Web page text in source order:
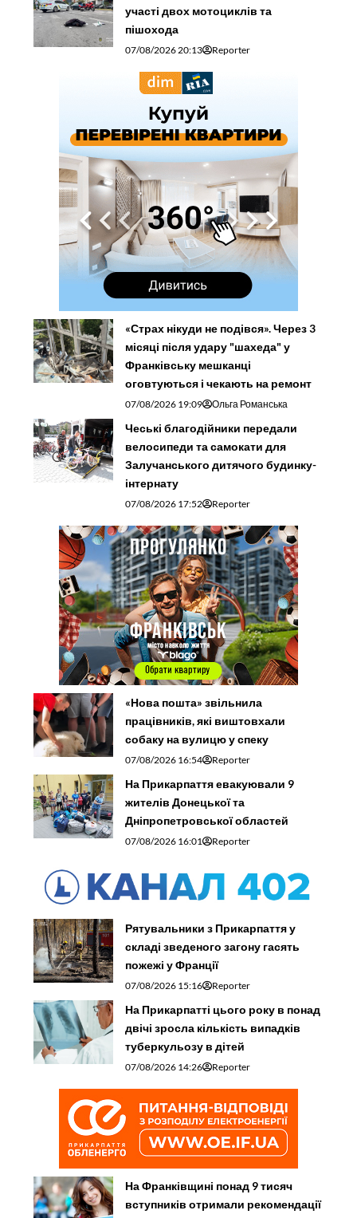
участі двох мотоциклів та
пішохода
07/08/2026 20:13 Reporter
«Страх нікуди не подівся». Через 3
місяці після удару "шахеда" у
Франківську мешканці
оговтуються і чекають на ремонт
07/08/2026 19:09 Ольга Романська
Чеські благодійники передали
велосипеди та самокати для
Залучанського дитячого будинку-
інтернату
07/08/2026 17:52 Reporter
«Нова пошта» звільнила
працівників, які виштовхали
собаку на вулицю у спеку
07/08/2026 16:54 Reporter
На Прикарпаття евакуювали 9
жителів Донецької та
Дніпропетровської областей
07/08/2026 16:01 Reporter
Рятувальники з Прикарпаття у
складі зведеного загону гасять
пожежі у Франції
07/08/2026 15:16 Reporter
На Прикарпатті цього року в понад
двічі зросла кількість випадків
туберкульозу в дітей
07/08/2026 14:26 Reporter
На Франківщині понад 9 тисяч
вступників отримали рекомендації